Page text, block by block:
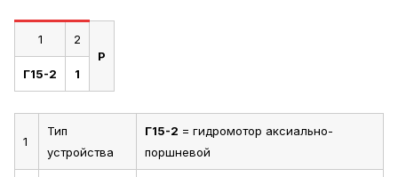
1
2
Р
Г15-2
1
1
Тип
устройства
Г15-2 = гидромотор аксиально-
поршневой